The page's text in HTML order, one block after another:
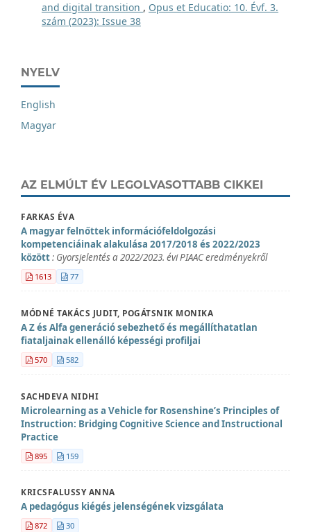
and digital transition , Opus et Educatio: 10. Évf. 3.
szám (2023): Issue 38
NYELV
English
Magyar
AZ ELMÚLT ÉV LEGOLVASOTTABB CIKKEI
FARKAS ÉVA
A magyar felnőttek információfeldolgozási
kompetenciáinak alakulása 2017/2018 és 2022/2023
között: Gyorsjelentés a 2022/2023. évi PIAAC eredményekről
1613 77
MÓDNÉ TAKÁCS JUDIT, POGÁTSNIK MONIKA
A Z és Alfa generáció sebezhető és megállíthatatlan
fiataljainak ellenálló képességi profiljai
570 582
SACHDEVA NIDHI
Microlearning as a Vehicle for Rosenshine’s Principles of
Instruction: Bridging Cognitive Science and Instructional
Practice
895 159
KRICSFALUSSY ANNA
A pedagógus kiégés jelenségének vizsgálata
872 30